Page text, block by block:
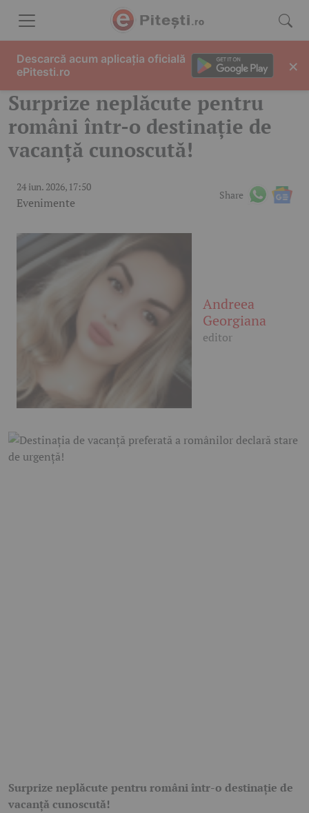
Surprize neplăcute pentru
români într-o destinație de
vacanță cunoscută!
24 iun. 2026, 17:50
Evenimente
Share
Andreea
Georgiana
editor
Surprize neplăcute pentru români într-o destinație de
vacanță cunoscută!
Descarcă acum aplicația oficială
ePitesti.ro
×